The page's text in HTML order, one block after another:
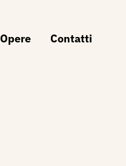
Opere Contatti